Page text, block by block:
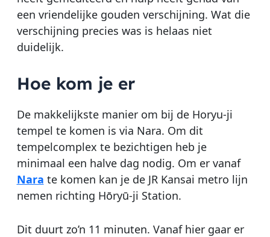
een vriendelijke gouden verschijning. Wat die
verschijning precies was is helaas niet
duidelijk.
Hoe kom je er
De makkelijkste manier om bij de Horyu-ji
tempel te komen is via Nara. Om dit
tempelcomplex te bezichtigen heb je
minimaal een halve dag nodig. Om er vanaf
Nara te komen kan je de JR Kansai metro lijn
nemen richting Hōryū-ji Station.
Dit duurt zo’n 11 minuten. Vanaf hier gaar er